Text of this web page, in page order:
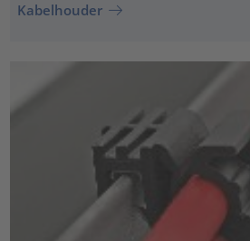
Kabelhouder